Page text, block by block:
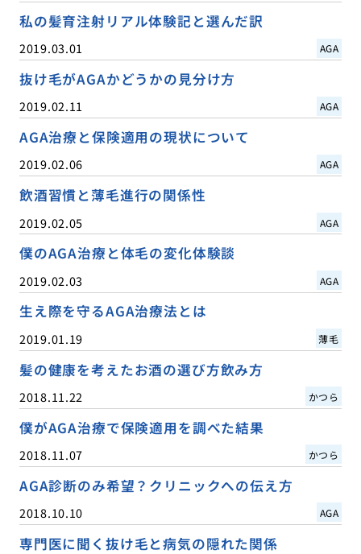
私の髪育注射リアル体験記と選んだ訳
2019.03.01 AGA
抜け毛がAGAかどうかの見分け方
2019.02.11 AGA
AGA治療と保険適用の現状について
2019.02.06 AGA
飲酒習慣と薄毛進行の関係性
2019.02.05 AGA
僕のAGA治療と体毛の変化体験談
2019.02.03 AGA
生え際を守るAGA治療法とは
2019.01.19 薄毛
髪の健康を考えたお酒の選び方飲み方
2018.11.22 かつら
僕がAGA治療で保険適用を調べた結果
2018.11.07 かつら
AGA診断のみ希望？クリニックへの伝え方
2018.10.10 AGA
専門医に聞く抜け毛と病気の隠れた関係